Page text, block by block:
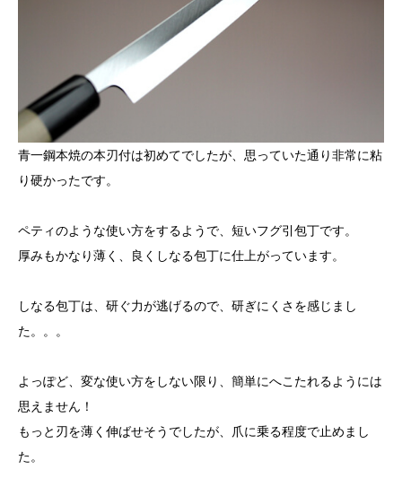
青一鋼本焼の本刃付は初めてでしたが、思っていた通り非常に粘
り硬かったです。
ペティのような使い方をするようで、短いフグ引包丁です。
厚みもかなり薄く、良くしなる包丁に仕上がっています。
しなる包丁は、研ぐ力が逃げるので、研ぎにくさを感じまし
た。。。
よっぽど、変な使い方をしない限り、簡単にへこたれるようには
思えません！
もっと刃を薄く伸ばせそうでしたが、爪に乗る程度で止めまし
た。